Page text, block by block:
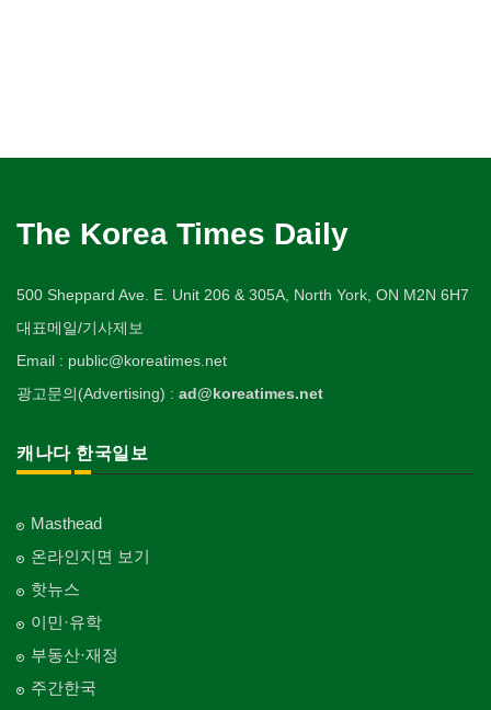
The Korea Times Daily
500 Sheppard Ave. E. Unit 206 & 305A, North York, ON M2N 6H7
대표메일/기사제보
Email : public@koreatimes.net
광고문의(Advertising) : ad@koreatimes.net
캐나다 한국일보
Masthead
온라인지면 보기
핫뉴스
이민·유학
부동산·재정
주간한국